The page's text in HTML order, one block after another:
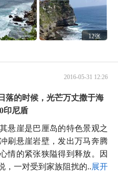
12张
2016-05-31 12:26
落的时候，光芒万丈撒于海
印尼盾
悬崖是巴厘岛的特色景观之
刷悬崖岩壁，发出万马奔腾
情的紧张狭隘得到释放。因
，一对受到家族阻扰的...展开